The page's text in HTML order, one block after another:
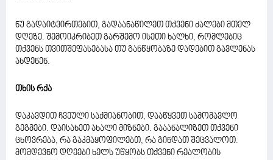
ნუ გადაიტვირთებით, გადაანაწილეთ თქვენი ძალები მთელ
დღეზე. შემოიკრიბეთ გარშემო ისეთი ხალხი, რომლებიც
თქვენს თვითშეფასებასა თუ განწყობაზე დადებით გავლენას
ახდენენ.
თხის რქა
დაკავდით ჩვეული საქმიანობით, დააწყვეთ სამომავლო
გეგმები. დაისახეთ ახალი მიზნები. გააანალიზეთ თქვენი
ცხოვრება, რა გაკმაყოფილებთ, რა გინდათ შეცვალოთ.
მომდევნო დღეები ხელს უწყობს თქვენი რეალობის